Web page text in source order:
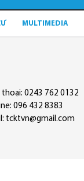
MULTIMEDIA
0243 762 0132
096 432 8383
tcktvn@gmail.com